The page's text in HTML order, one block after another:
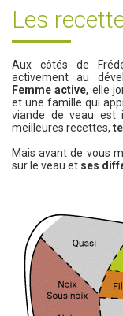
Les
Aux côtés de
activement au
Femme active, elle
et une famille qui
viande de veau est
meilleures recettes,
Mais avant de vous
sur le veau et ses